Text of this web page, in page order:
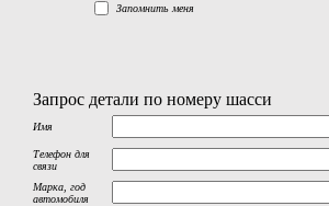
Запомнить меня
Запрос детали по номеру шасси
Имя
Телефон для
связи
Марка, год
автомобиля